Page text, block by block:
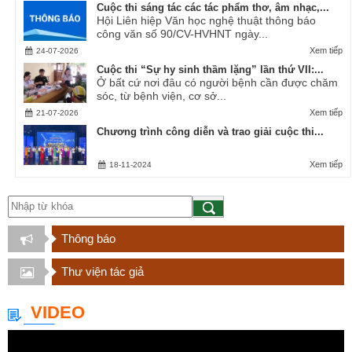
Cuộc thi sáng tác các tác phẩm thơ, âm nhạc,...
Hội Liên hiệp Văn học nghệ thuật thông báo
công văn số 90/CV-HVHNT ngày...
Xem tiếp
24-07-2026
Cuộc thi “Sự hy sinh thầm lặng” lần thứ VII:...
Ở bất cứ nơi đâu có người bệnh cần được chăm
sóc, từ bệnh viện, cơ sở...
Xem tiếp
21-07-2026
Chương trình công diễn và trao giải cuộc thi...
Xem tiếp
18-11-2024
Thông báo
Thư viện tác giả
VIDEO